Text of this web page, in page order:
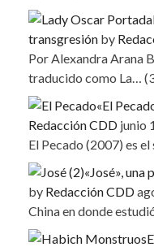
transgresión by
Por Alexandra Arana
traducido como La…
«El
Redacción CDD junio
El Pecado (2007) es el
«José», una
by Redacción CDD
China en donde